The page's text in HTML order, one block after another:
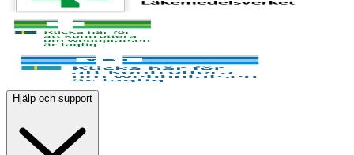
Hjälp och support